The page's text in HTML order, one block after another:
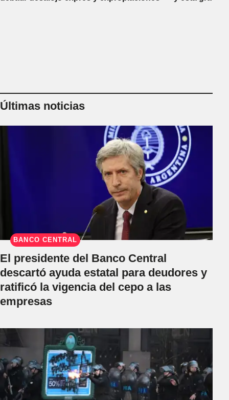
Últimas noticias
BANCO CENTRAL
El presidente del Banco Central
descartó ayuda estatal para deudores y
ratificó la vigencia del cepo a las
empresas